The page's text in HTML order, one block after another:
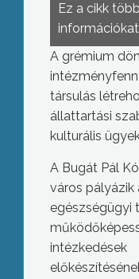
Ez a cikk
A grémium
társulás
állattartási
kulturális
A Bugát Pál
város pályázik
egészségügyi
intézkedések